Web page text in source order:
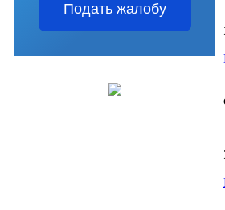
Подать жалобу